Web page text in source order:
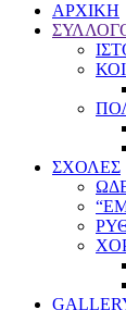
ΑΡΧΙΚΗ
ΣΧΟΛΕΣ